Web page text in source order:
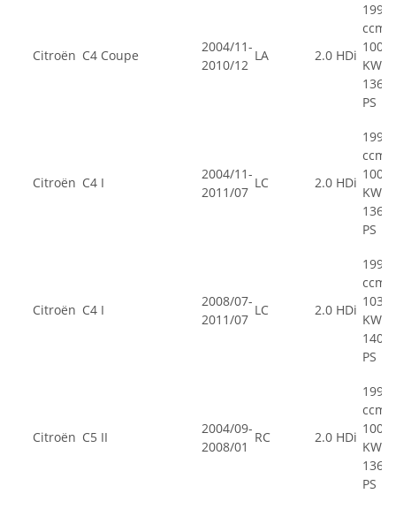
Citroën C4 Coupe
2004/11-
2010/12
LA 2.0 HDi
1997
ccm,
100
KW,
136
PS
Citroën C4 I
2004/11-
2011/07
LC 2.0 HDi
1997
ccm,
100
KW,
136
PS
Citroën C4 I
2008/07-
2011/07
LC 2.0 HDi
1997
ccm,
103
KW,
140
PS
Citroën C5 II
2004/09-
2008/01
RC 2.0 HDi
1997
ccm,
100
KW,
136
PS